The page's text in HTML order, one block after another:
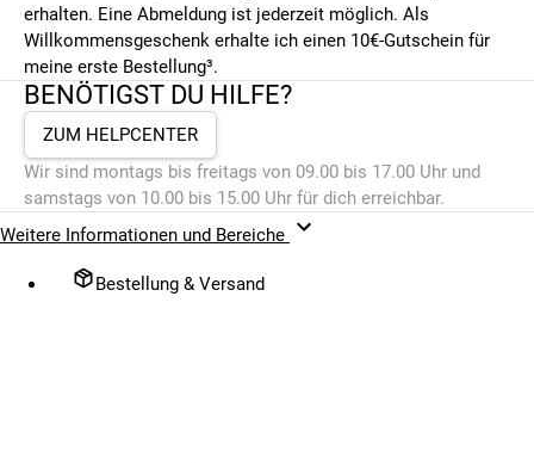
erhalten. Eine Abmeldung ist jederzeit möglich. Als
Willkommensgeschenk erhalte ich einen 10€-Gutschein für
meine erste Bestellung³.
BENÖTIGST DU HILFE?
ZUM HELPCENTER
Wir sind montags bis freitags von 09.00 bis 17.00 Uhr und
samstags von 10.00 bis 15.00 Uhr für dich erreichbar.
Weitere Informationen und Bereiche
Bestellung & Versand